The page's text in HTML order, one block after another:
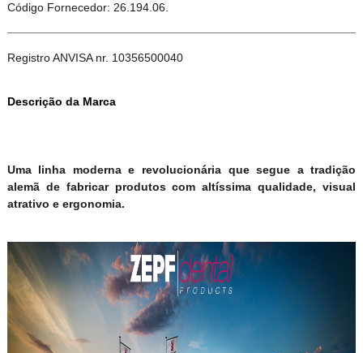
Código Fornecedor: 26.194.06.
Registro ANVISA nr. 10356500040
Descrição da Marca
Uma linha moderna e revolucionária que segue a tradição
alemã de fabricar produtos com altíssima qualidade, visual
atrativo e ergonomia.